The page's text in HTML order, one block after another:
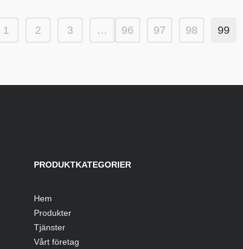
1 2 3 … 96 97 98 99
PRODUKTKATEGORIER
Hem
Produkter
Tjänster
Vårt företag